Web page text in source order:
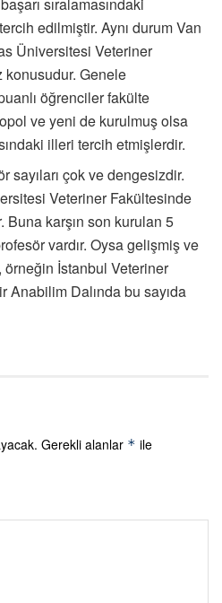
edilmiştir. Aynı durum Van
Üniversitesi Veteriner
Genele
öğrenciler fakülte
ve yeni de kurulmuş olsa
illeri tercih etmişlerdir.
sayıları çok ve dengesizdir.
Veteriner Fakültesinde
Buna karşın son kurulan 5
vardır. Oysa gelişmiş ve
İstanbul Veteriner
Anabilim Dalında bu sayıda
Gerekli alanlar * ile